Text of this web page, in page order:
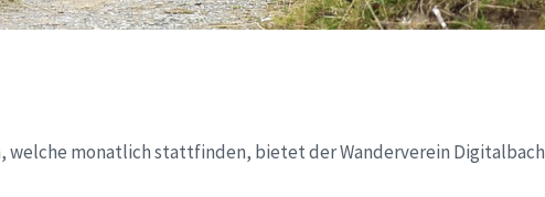
welche monatlich stattfinden, bietet der Wanderverein Digitalbach